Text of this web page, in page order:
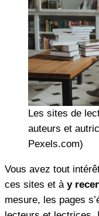
Les sites de
auteurs et
Pexels.com)
Vous avez tout
ces sites et à y
mesure, les pages